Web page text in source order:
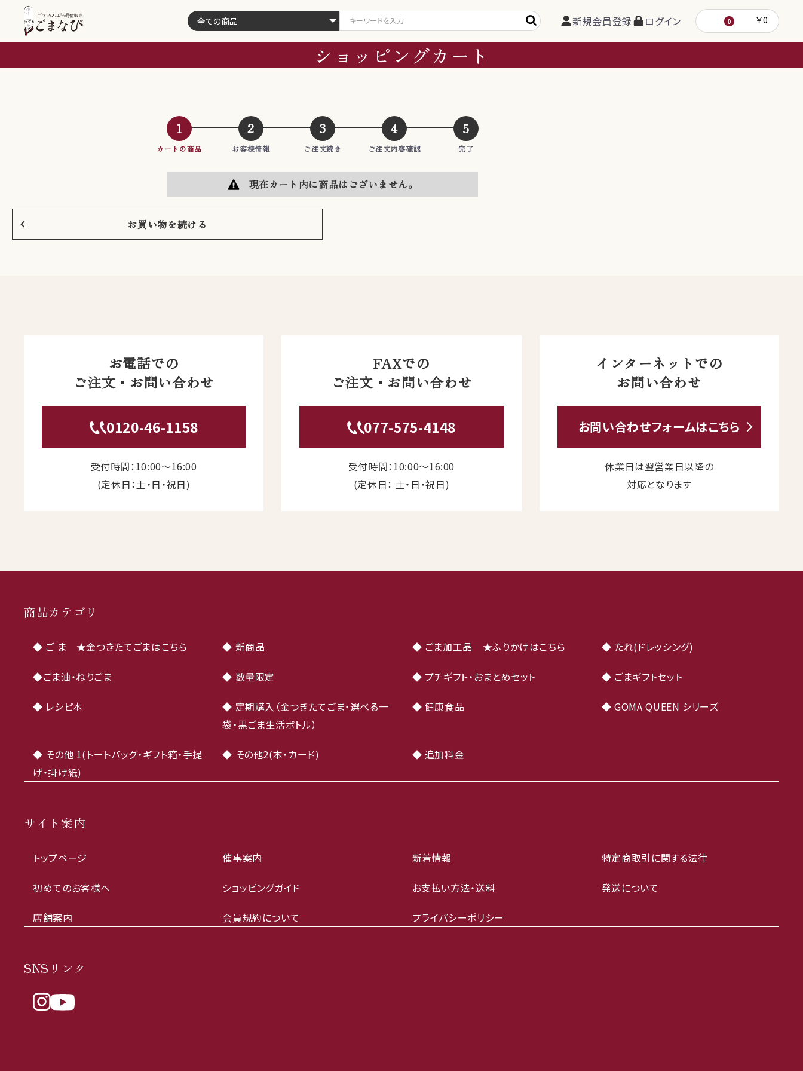
新規会員登録 ログイン 0 ￥0
ショッピングカート
1
カート の商品
2
お客様情報
3
ご注文続き
4
ご注文内容確認
5
完了
現在カート内に商品はございません。
お買い物を続ける
お電話での
ご注文・お問い合わせ
0120-46-1158
受付時間：10:00〜16:00
(定休日：土・日・祝日)
FAXでの
ご注文・お問い合わせ
077-575-4148
受付時間：10:00〜16:00
(定休日： 土・日・祝日)
インターネットでの
お問い合わせ
お問い合わせフォームはこちら
休業日は翌営業日以降の
対応となります
商品カテゴリ
◆ ご ま ★金つきたてごまはこちら ◆ 新商品 ◆ ごま加工品 ★ふりかけはこちら ◆ たれ(ドレッシング)
◆ごま油・ねりごま ◆ 数量限定 ◆ プチギフト・おまとめセット ◆ ごまギフトセット
◆ レシピ本
◆ 定期購入（金つきたてごま・選べる一
袋・黒ごま生活ボトル）
◆ 健康食品 ◆ GOMA QUEEN シリーズ
◆ その他 1(トートバッグ・ギフト箱・手提
げ・掛け紙)
◆ その他2(本・カード) ◆ 追加料金
サイト案内
トップページ 催事案内 新着情報 特定商取引に関する法律
初めてのお客様へ ショッピングガイド お支払い方法・送料 発送について
店舗案内 会員規約について プライバシーポリシー
SNSリンク